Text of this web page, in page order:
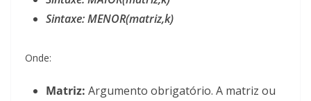
Sintaxe: MENOR(matriz,k)
Onde:
Matriz: Argumento obrigatório. A matriz ou